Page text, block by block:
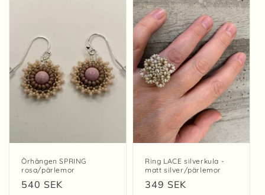
Örhängen SPRING
rosa/pärlemor
Ordinarie
540 SEK
Ring LACE silverkula -
matt silver/pärlemor
Ordinarie
349 SEK